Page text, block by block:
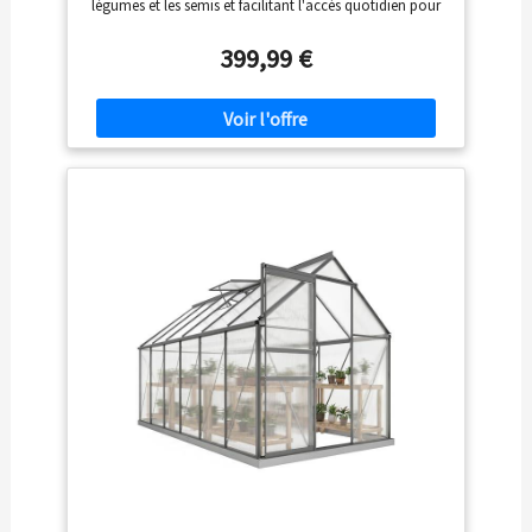
d’air dans votre serre tout en les protégeant des
légumes et les semis et facilitant l'accès quotidien pour
supérieure offrent une excellente transmission de la
lumière, une isolation thermique et une résistance aux
chocs, créant un environnement de croissance stable
pour les plantes. Une ventilation de toit réglable et une
porte verrouillable assurent une bonne circulation de
l'air et la sécurité, et régulent efficacement la
pour les conditions météorologiques défavorables en
plein air. Idéale pour les terrasses, les cours et les jardins,
cette serre aide à prolonger la période de croissance et
à protéger les plantes tout au long de l'année.
399,99 €